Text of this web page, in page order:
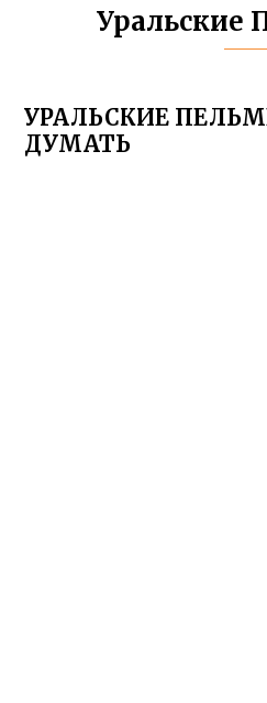
Уральские
УРАЛЬСКИЕ
ДУМАТЬ